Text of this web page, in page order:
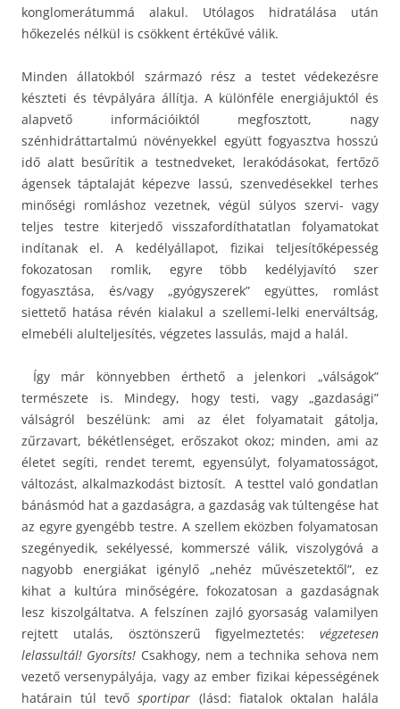
konglomerátummá alakul. Utólagos hidratálása után
hőkezelés nélkül is csökkent értékűvé válik.
Minden állatokból származó rész a testet védekezésre
készteti és tévpályára állítja. A különféle energiájuktól és
alapvető információiktól megfosztott, nagy
szénhidráttartalmú növényekkel együtt fogyasztva hosszú
idő alatt besűrítik a testnedveket, lerakódásokat, fertőző
ágensek táptalaját képezve lassú, szenvedésekkel terhes
minőségi romláshoz vezetnek, végül súlyos szervi- vagy
teljes testre kiterjedő visszafordíthatatlan folyamatokat
indítanak el. A kedélyállapot, fizikai teljesítőképesség
fokozatosan romlik, egyre több kedélyjavító szer
fogyasztása, és/vagy „gyógyszerek” együttes, romlást
siettető hatása révén kialakul a szellemi-lelki enerváltság,
elmebéli alulteljesítés, végzetes lassulás, majd a halál.
Így már könnyebben érthető a jelenkori „válságok”
természete is. Mindegy, hogy testi, vagy „gazdasági”
válságról beszélünk: ami az élet folyamatait gátolja,
zűrzavart, békétlenséget, erőszakot okoz; minden, ami az
életet segíti, rendet teremt, egyensúlyt, folyamatosságot,
változást, alkalmazkodást biztosít. A testtel való gondatlan
bánásmód hat a gazdaságra, a gazdaság vak túltengése hat
az egyre gyengébb testre. A szellem eközben folyamatosan
szegényedik, sekélyessé, kommerszé válik, viszolygóvá a
nagyobb energiákat igénylő „nehéz művészetektől”, ez
kihat a kultúra minőségére, fokozatosan a gazdaságnak
lesz kiszolgáltatva. A felszínen zajló gyorsaság valamilyen
rejtett utalás, ösztönszerű figyelmeztetés: végzetesen
lelassultál! Gyorsíts! Csakhogy, nem a technika sehova nem
vezető versenypályája, vagy az ember fizikai képességének
határain túl tevősportipar (lásd: fiatalok oktalan halála